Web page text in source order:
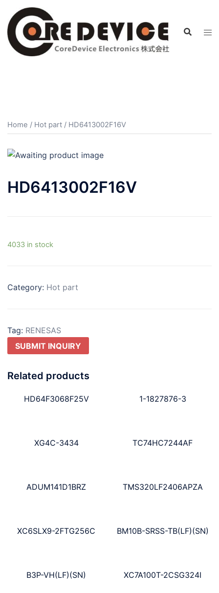
Home / Hot part / HD6413002F16V
HD6413002F16V
4033 in stock
Category: Hot part
Tag: RENESAS
SUBMIT INQUIRY
Related products
HD64F3068F25V 1-1827876-3
XG4C-3434 TC74HC7244AF
ADUM141D1BRZ TMS320LF2406APZA
XC6SLX9-2FTG256C BM10B-SRSS-TB(LF)(SN)
B3P-VH(LF)(SN) XC7A100T-2CSG324I